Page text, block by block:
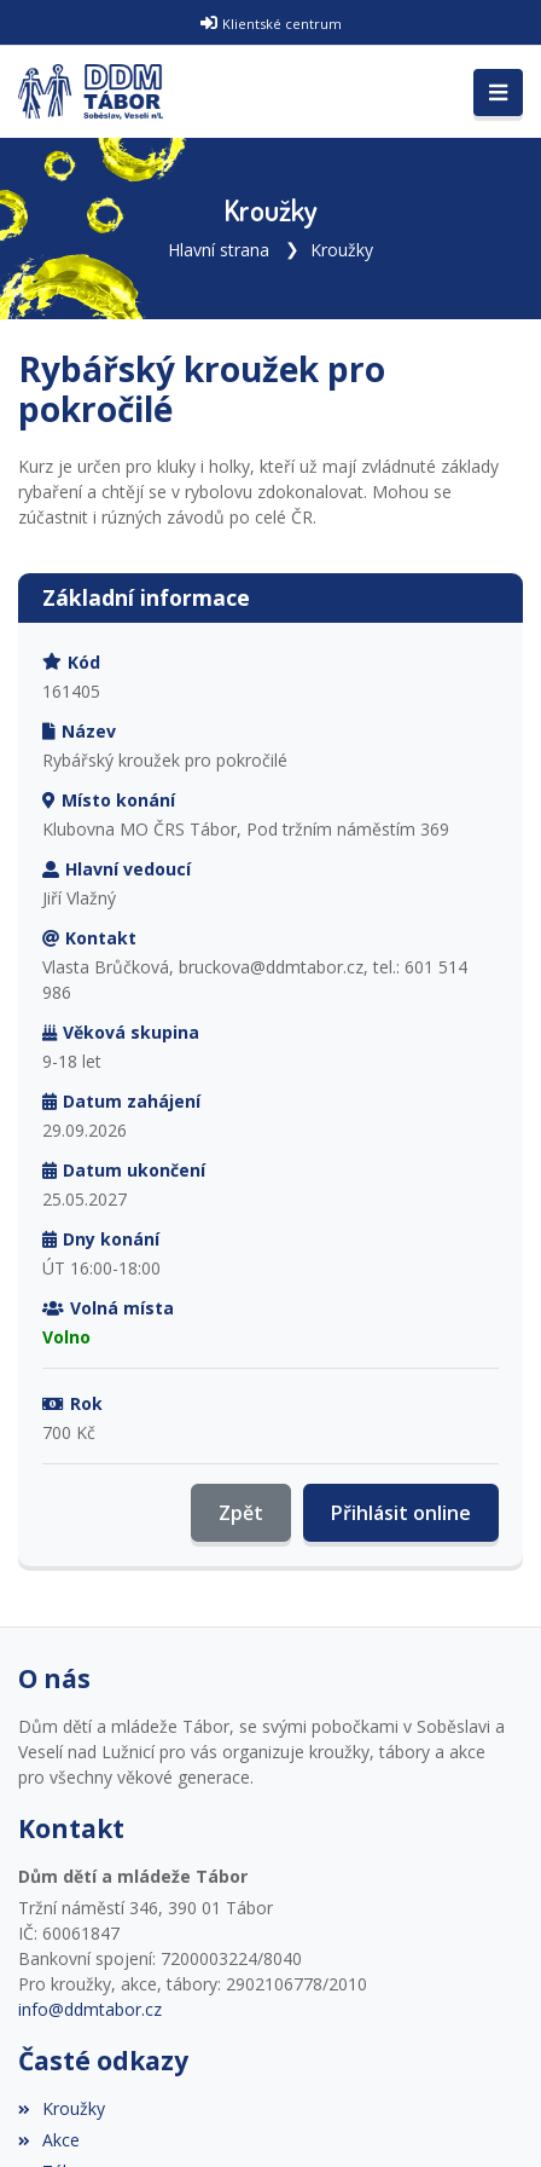
Klientské centrum
Kroužky
Hlavní strana Kroužky
Rybářský kroužek pro
pokročilé
Kurz je určen pro kluky i holky, kteří už mají zvládnuté základy
rybaření a chtějí se v rybolovu zdokonalovat. Mohou se
zúčastnit i rúzných závodů po celé ČR.
Základní informace
Kód
161405
Název
Rybářský kroužek pro pokročilé
Místo konání
Klubovna MO ČRS Tábor, Pod tržním náměstím 369
Hlavní vedoucí
Jiří Vlažný
Kontakt
Vlasta Brůčková, bruckova@ddmtabor.cz, tel.: 601 514
986
Věková skupina
9-18 let
Datum zahájení
29.09.2026
Datum ukončení
25.05.2027
Dny konání
ÚT 16:00-18:00
Volná místa
Volno
Rok
700 Kč
Přihlásit online
Zpět
O nás
Dům dětí a mládeže Tábor, se svými pobočkami v Soběslavi a
Veselí nad Lužnicí pro vás organizuje kroužky, tábory a akce
pro všechny věkové generace.
Kontakt
Dům dětí a mládeže Tábor
Tržní náměstí 346, 390 01 Tábor
IČ: 60061847
Bankovní spojení: 7200003224/8040
Pro kroužky, akce, tábory: 2902106778/2010
info@ddmtabor.cz
Časté odkazy
Kroužky
Akce